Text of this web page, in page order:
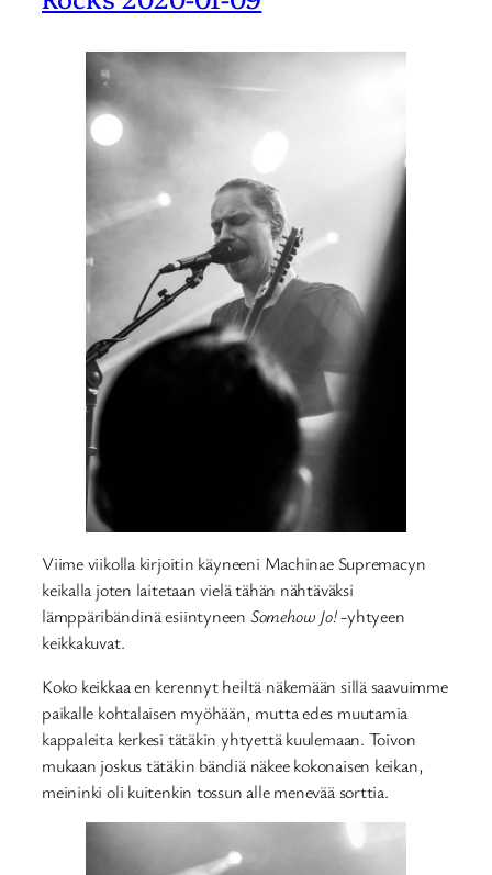
Viime viikolla kirjoitin käyneeni Machinae Supremacyn
keikalla joten laitetaan vielä tähän nähtäväksi
lämppäribändinä esiintyneen Somehow Jo!-yhtyeen
keikkakuvat.
Koko keikkaa en kerennyt heiltä näkemään sillä saavuimme
paikalle kohtalaisen myöhään, mutta edes muutamia
kappaleita kerkesi tätäkin yhtyettä kuulemaan. Toivon
mukaan joskus tätäkin bändiä näkee kokonaisen keikan,
meininki oli kuitenkin tossun alle menevää sorttia.